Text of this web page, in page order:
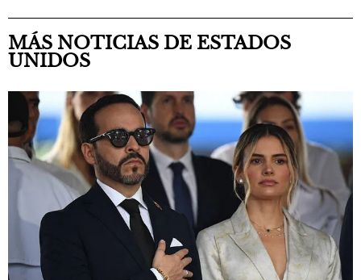
MÁS NOTICIAS DE ESTADOS
UNIDOS